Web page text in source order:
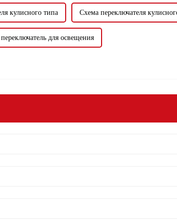
кулисного типа Схема переключателя
для освещения